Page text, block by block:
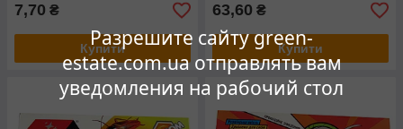
Разрешите сайту green-
estate.com.ua отправлять вам
уведомления на рабочий стол
7,70 ₴
Купити
63,60 ₴
Купити